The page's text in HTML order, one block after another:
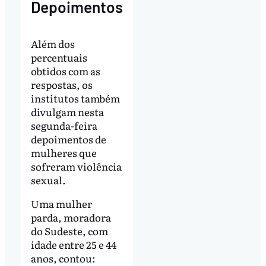
Depoimentos
Além dos
percentuais
obtidos com as
respostas, os
institutos também
divulgam nesta
segunda-feira
depoimentos de
mulheres que
sofreram violência
sexual.
Uma mulher
parda, moradora
do Sudeste, com
idade entre 25 e 44
anos, contou: